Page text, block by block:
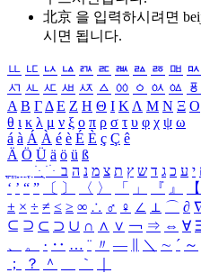
北京 을 입력하시려면
시면 됩니다.
ㅥ ㅦ ㅧ ㅨ ㅩ ㅪ ㅫ ㅬ ㅭ ㅮ ㅯ
ㅺ ㅻ ㅼ ㅽ ㅾ ㅿ ㆀ ㆁ ㆂ ㆃ ㆄ
Α Β ΓΔ Ε Ζ Η Θ Ι ΚΛ Μ Ν Ξ Ο
θ ι κ λ μ ν ξ ο π ρ σ τ υ φ χ ψ ω
á à Á À é è É È ç Ç ê
Ä Ö Ü ä ö ü ß
ִֶֹ ֻּ ׁׂ י ע כ ג ד ש ץ ת צ מ נ ה ב
‘ ’ “ ” 〔 〕 〈 〉 「 」 『 』 【
± × ÷ ≠ ≤ ≥ ∞ ∴ ♂ ♀ ∠ ⊥ ⌒ ∂
⊆ ⊇ ⊂ ⊃ ∪ ∩ ∧ ∨ ￢ ⇒ ⇔ ∀ ∃
、
。 · ‥ … ¨ 〃 ― ＼ ∼ ´ ～
；
？ ＾ ｀